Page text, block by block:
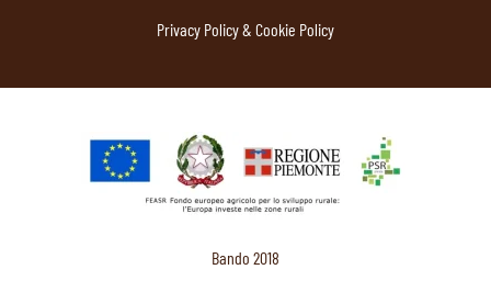
Privacy Policy & Cookie Policy
Bando 2018